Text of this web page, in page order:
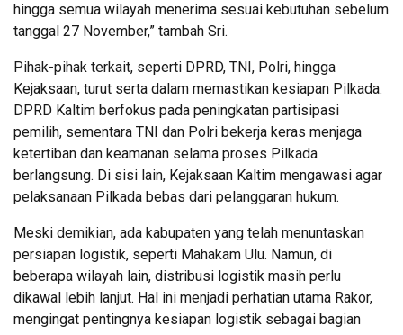
hingga semua wilayah menerima sesuai kebutuhan sebelum
tanggal 27 November,” tambah Sri.
Pihak-pihak terkait, seperti DPRD, TNI, Polri, hingga
Kejaksaan, turut serta dalam memastikan kesiapan Pilkada.
DPRD Kaltim berfokus pada peningkatan partisipasi
pemilih, sementara TNI dan Polri bekerja keras menjaga
ketertiban dan keamanan selama proses Pilkada
berlangsung. Di sisi lain, Kejaksaan Kaltim mengawasi agar
pelaksanaan Pilkada bebas dari pelanggaran hukum.
Meski demikian, ada kabupaten yang telah menuntaskan
persiapan logistik, seperti Mahakam Ulu. Namun, di
beberapa wilayah lain, distribusi logistik masih perlu
dikawal lebih lanjut. Hal ini menjadi perhatian utama Rakor,
mengingat pentingnya kesiapan logistik sebagai bagian